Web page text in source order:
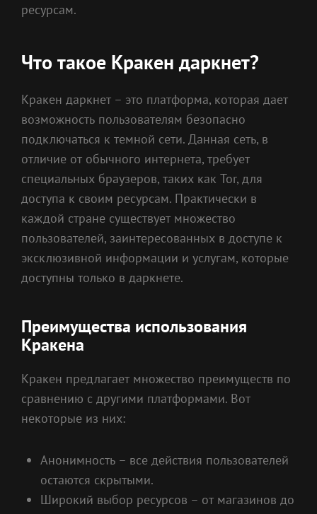
ресурсам.
Что такое Кракен даркнет?
Кракен даркнет – это платформа, которая дает
возможность пользователям безопасно
подключаться к темной сети. Данная сеть, в
отличие от обычного интернета, требует
специальных браузеров, таких как Tor, для
доступа к своим ресурсам. Практически в
каждой стране существует множество
пользователей, заинтересованных в доступе к
эксклюзивной информации и услугам, которые
доступны только в даркнете.
Преимущества использования
Кракена
Кракен предлагает множество преимуществ по
сравнению с другими платформами. Вот
некоторые из них:
Анонимность – все действия пользователей
остаются скрытыми.
Широкий выбор ресурсов – от магазинов до